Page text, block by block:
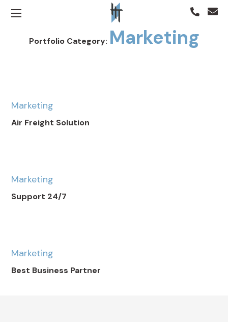
Portfolio Category: Marketing
Marketing
Air Freight Solution
Marketing
Support 24/7
Marketing
Best Business Partner